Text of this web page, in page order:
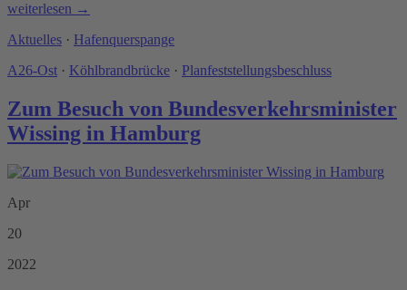
weiterlesen →
Aktuelles · Hafenquerspange
A26-Ost · Köhlbrandbrücke · Planfeststellungsbeschluss
Zum Besuch von Bundesverkehrsminister
Wissing in Hamburg
Apr
20
2022